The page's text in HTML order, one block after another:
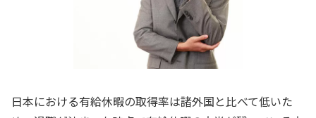
日本における有給休暇の取得率は諸外国と比べて低いた